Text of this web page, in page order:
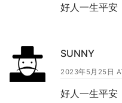
好人一生平安
SUNNY
2023年5月25日
好人一生平安